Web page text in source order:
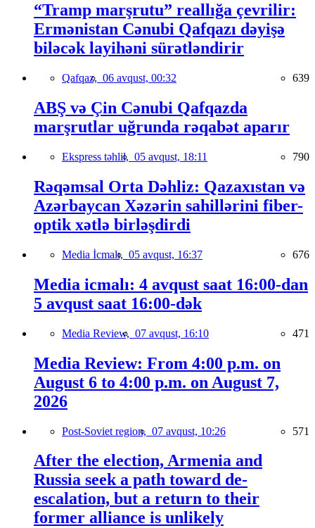
“Tramp marşrutu” reallığa çevrilir:
Ermənistan Cənubi Qafqazı dəyişə
biləcək layihəni sürətləndirir
Qafqaz, 06 avqust, 00:32 639
ABŞ və Çin Cənubi Qafqazda
marşrutlar uğrunda rəqabət aparır
Ekspress təhlil, 05 avqust, 18:11 790
Rəqəmsal Orta Dəhliz: Qazaxıstan və
Azərbaycan Xəzərin sahillərini fiber-
optik xətlə birləşdirdi
Media İcmalı, 05 avqust, 16:37 676
Media icmalı: 4 avqust saat 16:00-dan
5 avqust saat 16:00-dək
Media Review, 07 avqust, 16:10 471
Media Review: From 4:00 p.m. on
August 6 to 4:00 p.m. on August 7,
2026
Post-Soviet region, 07 avqust, 10:26 571
After the election, Armenia and
Russia seek a path toward de-
escalation, but a return to their
former alliance is unlikely